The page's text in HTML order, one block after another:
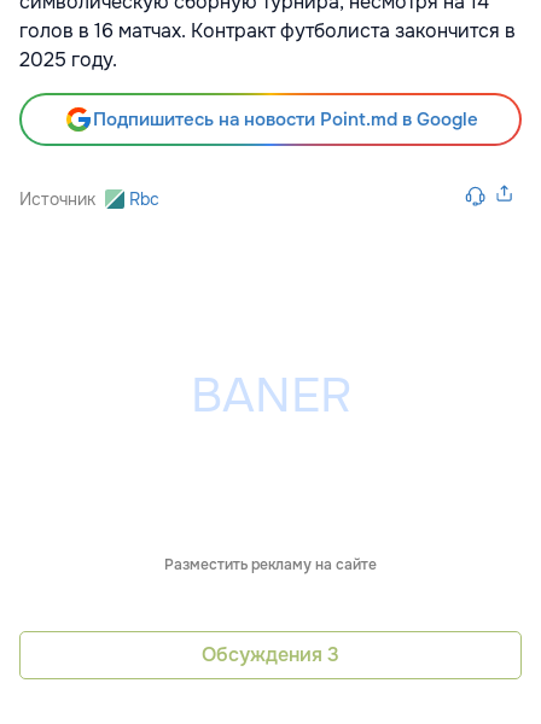
голов в 16 матчах. Контракт футболиста закончится в
2025 году.
Подпишитесь на новости Point.md в Google
Источник Rbc
Разместить рекламу на сайте
Обсуждения 3